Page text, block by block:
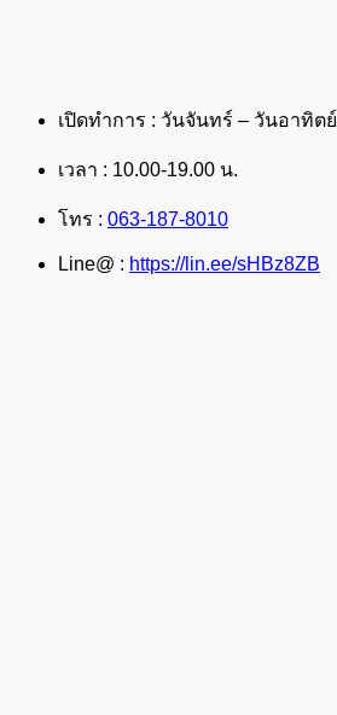
เปิดทำการ : วันจันทร์ – วันอาทิตย์
เวลา : 10.00-19.00 น.
โทร : 063-187-8010
Line@ : https://lin.ee/sHBz8ZB